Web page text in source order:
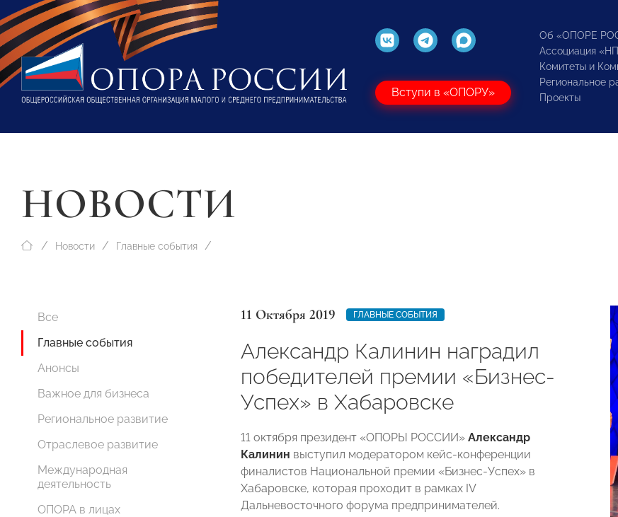
Вступи в «ОПОРУ»
Об «ОПОРЕ
Ассоциация
Комитеты и
Региональное
Проекты
НОВОСТИ
Новости Главные события
Все
Главные события
Анонсы
Важное для бизнеса
Региональное развитие
Отраслевое развитие
Международная
деятельность
ОПОРА в лицах
11 Октября 2019 ГЛАВНЫЕ СОБЫТИЯ
Александр Калинин наградил
победителей премии «Бизнес-
Успех» в Хабаровске
11 октября президент «ОПОРЫ РОССИИ» Александр
Калинин выступил модератором кейс-конференции
финалистов Национальной премии «Бизнес-Успех» в
Хабаровске, которая проходит в рамках IV
Дальневосточного форума предпринимателей.